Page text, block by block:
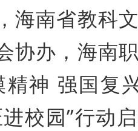
海南省教科
协办，海南
精神 强国
校园”行动